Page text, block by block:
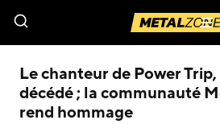
Le chanteur de Power
décédé ; la communauté
rend hommage